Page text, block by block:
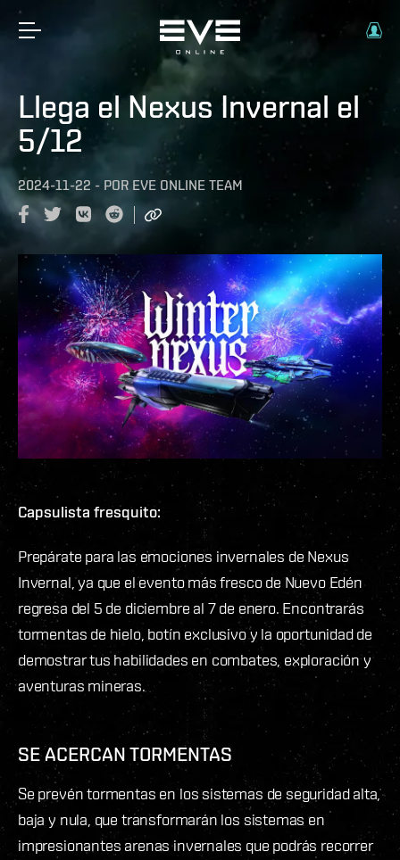
Llega el Nexus Invernal el
5/12
2024-11-22 - POR EVE ONLINE TEAM
Capsulista fresquito:
Prepárate para las emociones invernales de Nexus
Invernal, ya que el evento más fresco de Nuevo Edén
regresa del 5 de diciembre al 7 de enero. Encontrarás
tormentas de hielo, botín exclusivo y la oportunidad de
demostrar tus habilidades en combates, exploración y
aventuras mineras.
SE ACERCAN TORMENTAS
Se prevén tormentas en los sistemas de seguridad alta,
baja y nula, que transformarán los sistemas en
impresionantes arenas invernales que podrás recorrer